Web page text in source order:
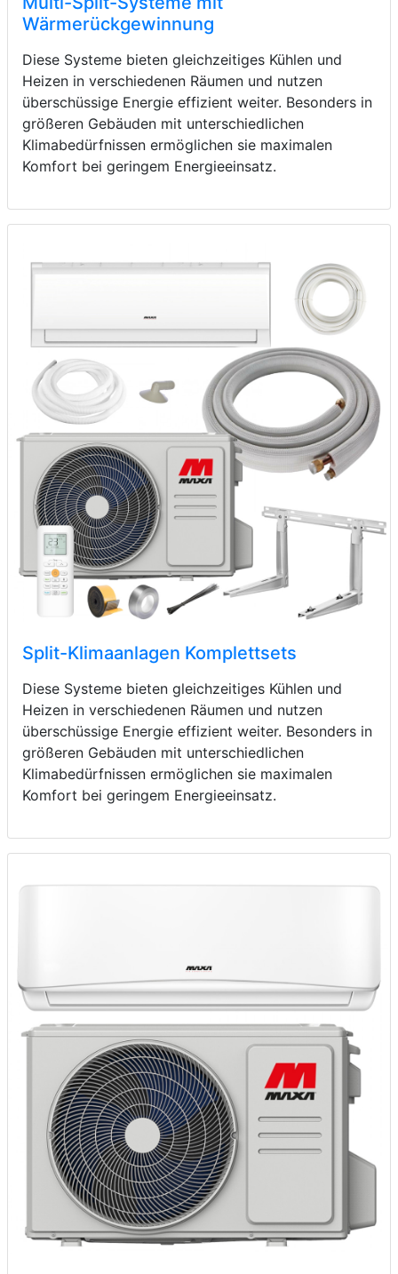
Wärmerückgewinnung
Diese Systeme bieten gleichzeitiges Kühlen und
Heizen in verschiedenen Räumen und nutzen
überschüssige Energie effizient weiter. Besonders in
größeren Gebäuden mit unterschiedlichen
Klimabedürfnissen ermöglichen sie maximalen
Komfort bei geringem Energieeinsatz.
Split-Klimaanlagen Komplettsets
Diese Systeme bieten gleichzeitiges Kühlen und
Heizen in verschiedenen Räumen und nutzen
überschüssige Energie effizient weiter. Besonders in
größeren Gebäuden mit unterschiedlichen
Klimabedürfnissen ermöglichen sie maximalen
Komfort bei geringem Energieeinsatz.